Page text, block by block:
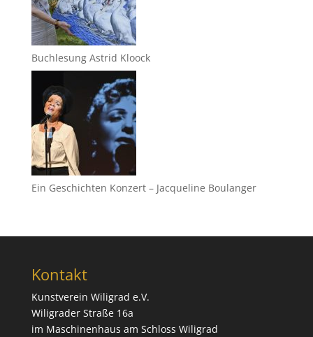
Buchlesung Astrid Kloock
Ein Geschichten Konzert – Jacqueline Boulanger
Kontakt
Kunstverein Wiligrad e.V.
Wiligrader Straße 16a
im Maschinenhaus am Schloss Wiligrad